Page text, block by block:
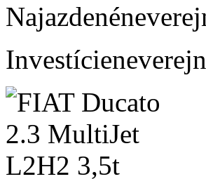
Najazdené
Investície